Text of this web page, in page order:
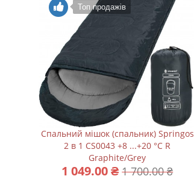
Топ продажів
Спальний мішок (спальник) Springos
2 в 1 CS0043 +8 ...+20 °C R
Graphite/Grey
1 049.00 ₴ 1 700.00 ₴